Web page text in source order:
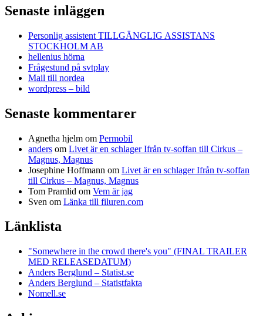
Senaste inläggen
Personlig assistent TILLGÄNGLIG ASSISTANS
STOCKHOLM AB
hellenius hörna
Frågestund på svtplay
Mail till nordea
wordpress – bild
Senaste kommentarer
Agnetha hjelm om Permobil
anders om Livet är en schlager Ifrån tv-soffan till Cirkus –
Magnus, Magnus
Josephine Hoffmann om Livet är en schlager Ifrån tv-soffan
till Cirkus – Magnus, Magnus
Tom Pramlid om Vem är jag
Sven om Länka till filuren.com
Länklista
"Somewhere in the crowd there's you" (FINAL TRAILER
MED RELEASEDATUM)
Anders Berglund – Statist.se
Anders Berglund – Statistfakta
Nomell.se